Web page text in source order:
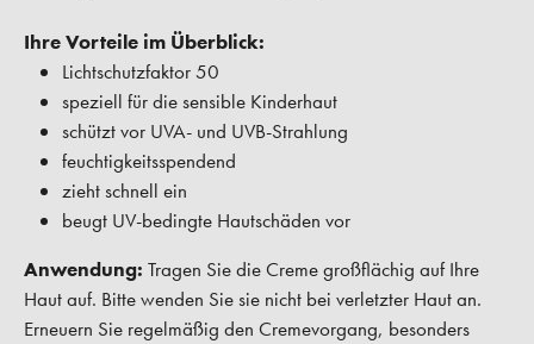
Ihre Vorteile im Überblick:
Lichtschutzfaktor 50
speziell für die sensible Kinderhaut
schützt vor UVA- und UVB-Strahlung
feuchtigkeitsspendend
zieht schnell ein
beugt UV-bedingte Hautschäden vor
Anwendung: Tragen Sie die Creme großflächig auf Ihre
Haut auf. Bitte wenden Sie sie nicht bei verletzter Haut an.
Erneuern Sie regelmäßig den Cremevorgang, besonders